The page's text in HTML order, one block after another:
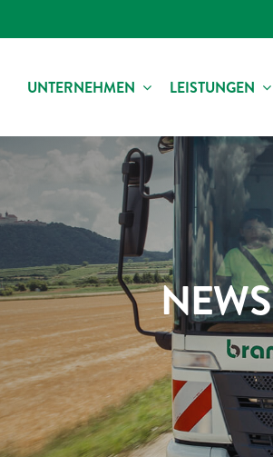
UNTERNEHMEN LEISTUNGEN
NEWS